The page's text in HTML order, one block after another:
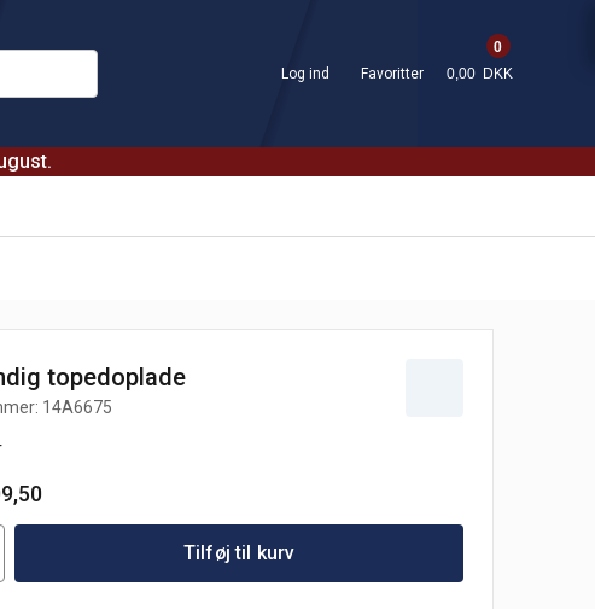
Log ind Favoritter
0
0,00 DKK
topedoplade
14A6675
Tilføj til kurv